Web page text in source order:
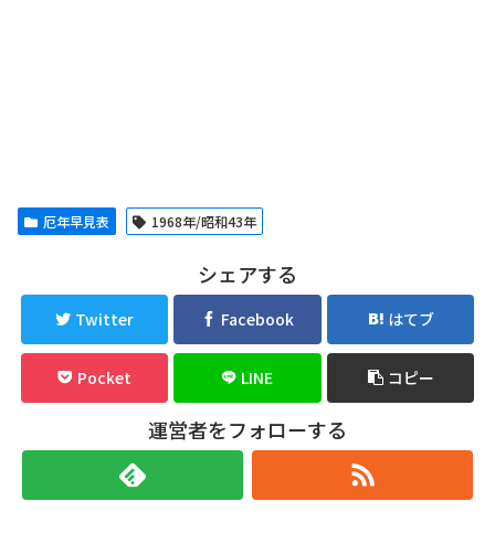
厄年早見表 1968年/昭和43年
シェアする
Twitter Facebook はてブ
Pocket LINE コピー
運営者をフォローする